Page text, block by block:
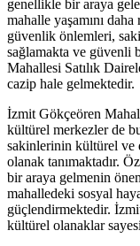
genellikle bir araya
mahalle yaşamını
güvenlik önlemleri,
sağlamakta ve güvenli
Mahallesi Satılık
cazip hale gelmektedir.
İzmit Gökçeören
kültürel merkezler de
sakinlerinin kültürel ve
olanak tanımaktadır.
bir araya gelmenin
mahalledeki sosyal
güçlendirmektedir.
kültürel olanaklar